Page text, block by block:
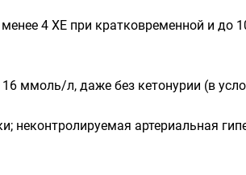
4 ХЕ при кратковременной и до
ммоль/л, даже без кетонурии (в
неконтролируемая артериальная